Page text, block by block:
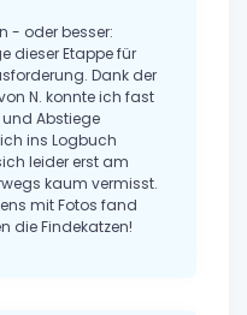
- oder besser:
dieser Etappe für
Dank der
N. konnte ich fast
Abstiege
ins Logbuch
leider erst am
kaum vermisst.
mit Fotos fand
die Findekatzen!